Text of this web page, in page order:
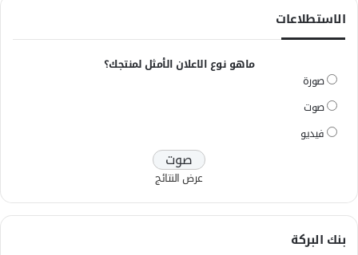
الاستطلاعات
ماهو نوع الاعلان الأمثل لمنتجك؟
صورة
صوت
فيديو
عرض النتائج
بنك البركة